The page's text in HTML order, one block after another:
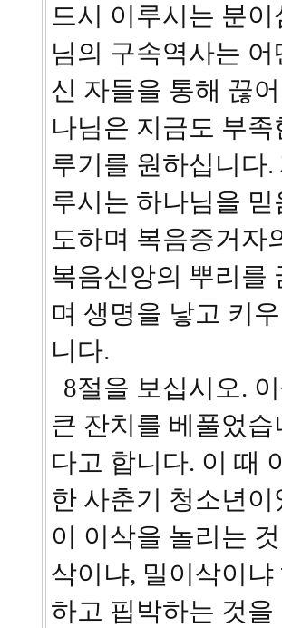
드시 이루시는 분
님의 구속역사는
신 자들을 통해 끊
나님은 지금도 부
루기를 원하십니다
루시는 하나님을
도하며 복음증거자
복음신앙의 뿌리를
며 생명을 낳고 키
니다.
8절을 보십시오.
큰 잔치를 베풀었
다고 합니다. 이 때
한 사춘기 청소년
이 이삭을 놀리는
삭이냐, 밀이삭이
하고 핍박하는 것